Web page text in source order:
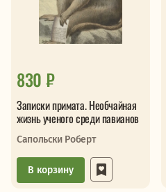
830 ₽
Записки примата. Необчайная
жизнь ученого среди павианов
Сапольски Роберт
В корзину